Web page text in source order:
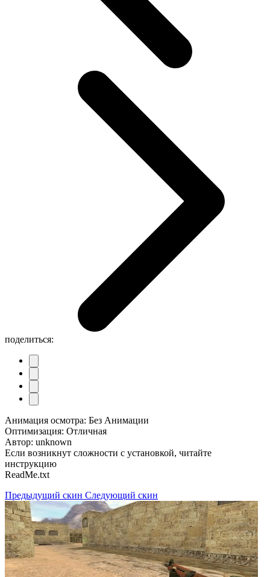
поделиться:
Анимация осмотра: Без Анимации
Оптимизация: Отличная
Автор: unknown
Если возникнут сложности с установкой, читайте
инструкцию
ReadMe.txt
Предыдущий скин Следующий скин